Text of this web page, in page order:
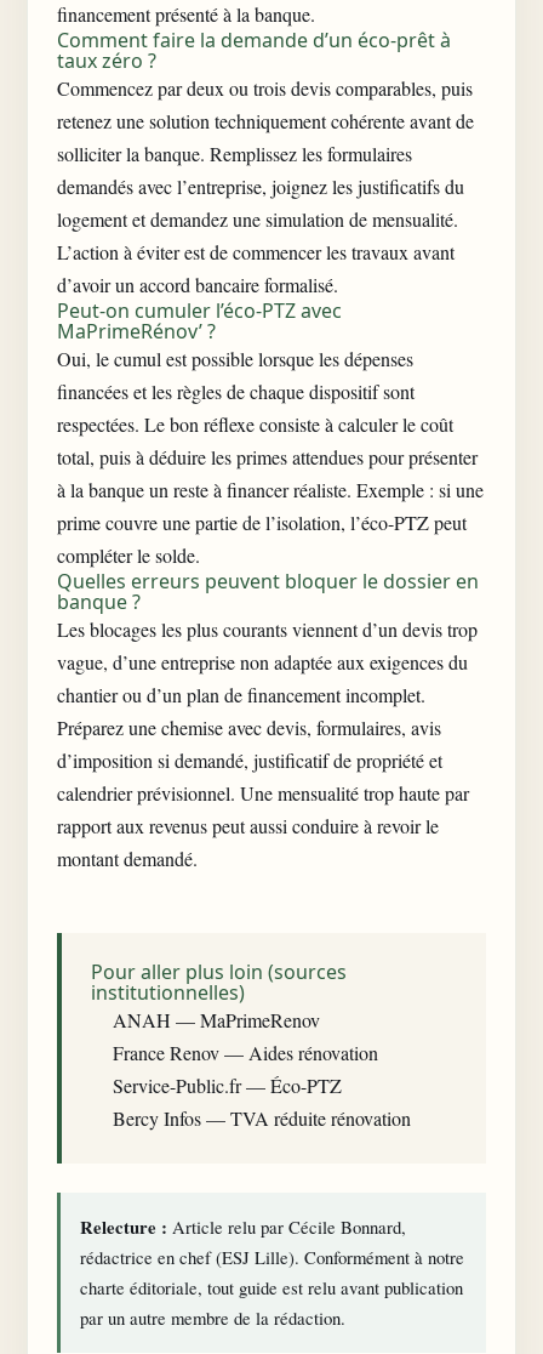
financement présenté à la banque.
Comment faire la demande d’un éco-prêt à
taux zéro ?
Commencez par deux ou trois devis comparables, puis
retenez une solution techniquement cohérente avant de
solliciter la banque. Remplissez les formulaires
demandés avec l’entreprise, joignez les justificatifs du
logement et demandez une simulation de mensualité.
L’action à éviter est de commencer les travaux avant
d’avoir un accord bancaire formalisé.
Peut-on cumuler l’éco-PTZ avec
MaPrimeRénov’ ?
Oui, le cumul est possible lorsque les dépenses
financées et les règles de chaque dispositif sont
respectées. Le bon réflexe consiste à calculer le coût
total, puis à déduire les primes attendues pour présenter
à la banque un reste à financer réaliste. Exemple : si une
prime couvre une partie de l’isolation, l’éco-PTZ peut
compléter le solde.
Quelles erreurs peuvent bloquer le dossier en
banque ?
Les blocages les plus courants viennent d’un devis trop
vague, d’une entreprise non adaptée aux exigences du
chantier ou d’un plan de financement incomplet.
Préparez une chemise avec devis, formulaires, avis
d’imposition si demandé, justificatif de propriété et
calendrier prévisionnel. Une mensualité trop haute par
rapport aux revenus peut aussi conduire à revoir le
montant demandé.
Pour aller plus loin (sources
institutionnelles)
ANAH — MaPrimeRenov
France Renov — Aides rénovation
Service-Public.fr — Éco-PTZ
Bercy Infos — TVA réduite rénovation
Relecture : Article relu par Cécile Bonnard,
rédactrice en chef (ESJ Lille). Conformément à notre
charte éditoriale, tout guide est relu avant publication
par un autre membre de la rédaction.